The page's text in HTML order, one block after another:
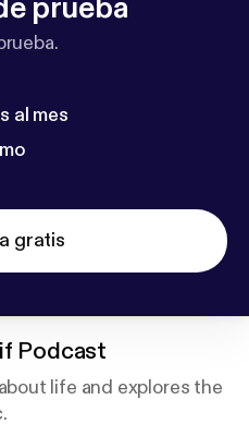
prueba
al mes
gratis
Podcast
life and explores the